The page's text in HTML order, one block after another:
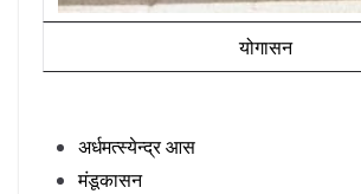
योगासन
अर्धमत्स्येन्द्र आस
मंडूकासन